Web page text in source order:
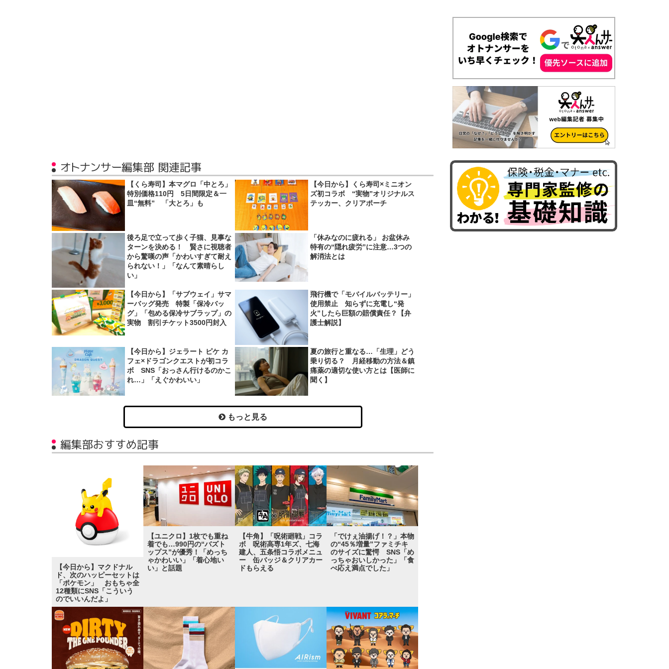
オトナンサー編集部 関連記事
【くら寿司】本マグロ「中とろ」
特別価格110円 5日間限定＆一
皿“無料” 「大とろ」も
【今日から】くら寿司×ミニオン
ズ初コラボ “実物”オリジナルス
テッカー、クリアポーチ
後ろ足で立って歩く子猫、見事な
ターンを決める！ 賢さに視聴者
から驚嘆の声「かわいすぎて耐え
られない！」「なんて素晴らし
い」
「休みなのに疲れる」 お盆休み
特有の“隠れ疲労”に注意…3つの
解消法とは
【今日から】「サブウェイ」サマ
ーバッグ発売 特製「保冷バッ
グ」「包める保冷サブラップ」の
実物 割引チケット3500円封入
飛行機で「モバイルバッテリー」
使用禁止 知らずに充電し“発
火”したら巨額の賠償責任？【弁
護士解説】
【今日から】ジェラート ピケ カ
フェ×ドラゴンクエストが初コラ
ボ SNS「おっさん行けるのかこ
れ…」「えぐかわいい」
夏の旅行と重なる…「生理」どう
乗り切る？ 月経移動の方法＆鎮
痛薬の適切な使い方とは【医師に
聞く】
もっと見る
編集部おすすめ記事
【今日から】マクドナル
ド、次のハッピーセットは
「ポケモン」 おもちゃ全
12種類にSNS「こういう
のでいいんだよ」
【ユニクロ】1枚でも重ね
着でも…990円の“バズト
ップス”が優秀！「めっち
ゃかわいい」「着心地い
い」と話題
【牛角】「呪術廻戦」コラ
ボ 呪術高専1年ズ、七海
建人、五条悟コラボメニュ
ー 缶バッジ＆クリアカー
ドもらえる
「でけぇ油揚げ！？」本物
の“45％増量”ファミチキ
のサイズに驚愕 SNS「め
っちゃおいしかった」「食
べ応え満点でした」